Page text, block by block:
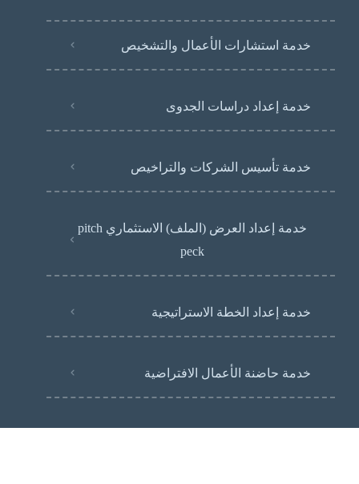
خدمة استشارات الأعمال والتشخيص
خدمة إعداد دراسات الجدوى
خدمة تأسيس الشركات والتراخيص
خدمة إعداد العرض (الملف) الاستثماري pitch
peck
خدمة إعداد الخطة الاستراتيجية
خدمة حاضنة الأعمال الافتراضية